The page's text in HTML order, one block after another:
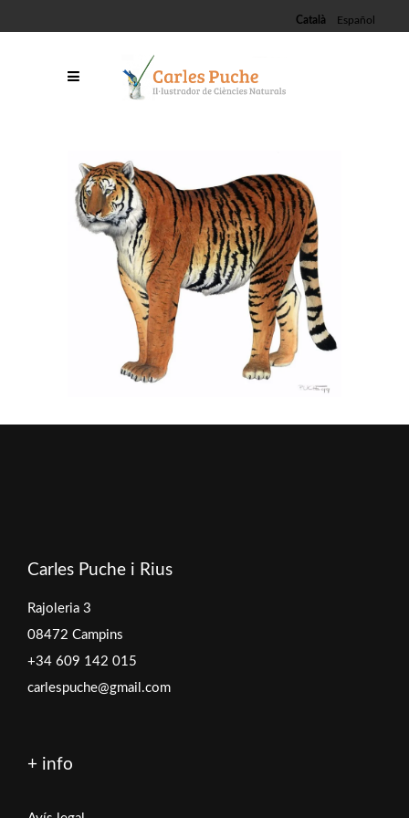
Català Español
Carles Puche i Rius
Rajoleria 3
08472 Campins
+34 609 142 015
carlespuche@gmail.com
+ info